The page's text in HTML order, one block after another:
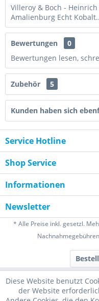
Villeroy & Boch -
Amalienburg Echt
Bewertungen
0
Bewertungen lesen,
Zubehör 5
Kunden haben sich
Service Hotline
Shop Service
Informationen
Newsletter
* Alle Preise inkl. gesetzl.
Diese Website benutzt
der Website